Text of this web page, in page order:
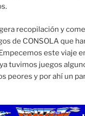
recopilación y
de CONSOLA que
este viaje
tuvimos juegos
peores y por ahí un